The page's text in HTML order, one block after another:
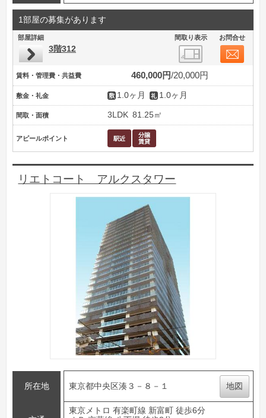
1部屋の募集があります
部屋詳細 間取り表示 お問合せ
3階312
賃料・管理費・共益費 460,000円 20,000円
敷金・礼金 1.0ヶ月 1.0ヶ月
間取・面積 3LDK 81.25㎡
アピールポイント
リエトコート アルクスタワー
所在地 東京都中央区湊３－８－１ 地図
東京メトロ 有楽町線 新富町 徒歩6分